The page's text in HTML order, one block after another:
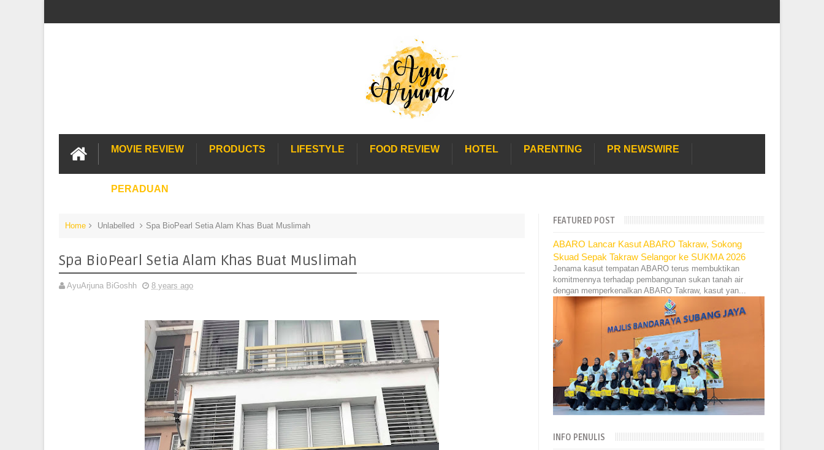
MOVIE REVIEW PRODUCTS LIFESTYLE FOOD REVIEW HOTEL PARENTING PR NEWSWIRE
PERADUAN
Home Unlabelled Spa BioPearl Setia Alam Khas Buat Muslimah
Spa BioPearl Setia Alam Khas Buat Muslimah
AyuArjuna BiGoshh 8 years ago
FEATURED POST
ABARO Lancar Kasut ABARO Takraw, Sokong
Skuad Sepak Takraw Selangor ke SUKMA 2026
Jenama kasut tempatan ABARO terus membuktikan
komitmennya terhadap pembangunan sukan tanah air
dengan memperkenalkan ABARO Takraw, kasut yan...
INFO PENULIS